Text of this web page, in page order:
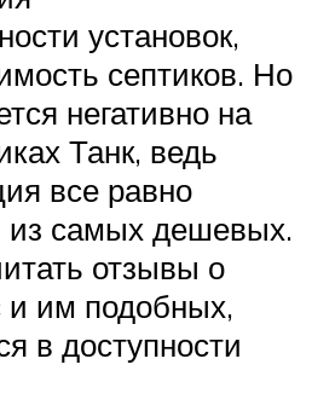
установок,
септиков. Но
негативно на
Танк, ведь
все равно
из самых дешевых.
отзывы о
и им подобных,
в доступности